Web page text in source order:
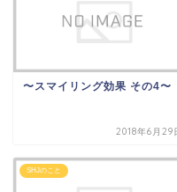
〜スマイリング効果 その4〜
2018年6月29
SHJのこと